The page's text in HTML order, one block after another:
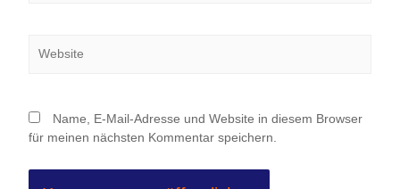
Name, E-Mail-Adresse und Website in diesem Browser
für meinen nächsten Kommentar speichern.